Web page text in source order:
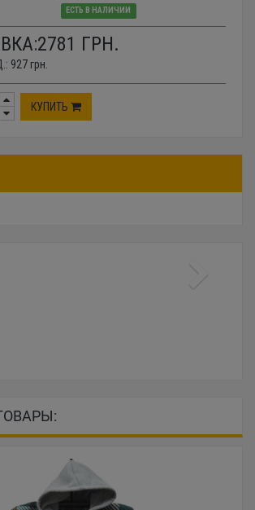
ЕСТЬ В НАЛИЧИИ
2781 ГРН.
927 грн.
КУПИТЬ